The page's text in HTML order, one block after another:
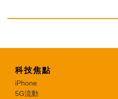
科技焦點
iPhone
5G流動